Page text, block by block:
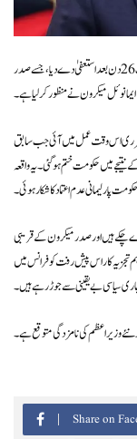
پیرس: فرانس کے وزیر اعظم سیبسٹین لاکورنو نے عہدہ سنبھالنے کے صرف 26 دن بعد استعفیٰ دے دیا، جسے صدر
ایمانوئل میکرون نے منظور کر لیا ہے۔
گیا تھا۔ ان کی تقرری اس وقت عمل میں آئی جب سابق
نتیجے میں حکومت ختم ہو گئی۔ یہ واقعہ
پارلیمانی عدم اعتماد کا شکار ہوئی۔
چکے ہیں اور صدر میکرون کے قریبی
تجزیہ کار اس پیش رفت کو فرانس میں
سیاسی بے یقینی سے جوڑ رہے ہیں۔
وزیر اعظم کی نامزدگی متوقع ہے۔
Share on